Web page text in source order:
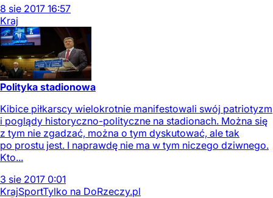
8 sie 2017 16:57
Kraj
Polityka stadionowa
Kibice piłkarscy wielokrotnie manifestowali swój patriotyzm
i poglądy historyczno-polityczne na stadionach. Można się
z tym nie zgadzać, można o tym dyskutować, ale tak
po prostu jest. I naprawdę nie ma w tym niczego dziwnego.
Kto...
3 sie 2017 0:01
KrajSportTylko na DoRzeczy.pl